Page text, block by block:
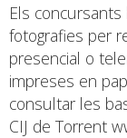
Els
fotografies per
presencial o
impreses en
consultar les
CIJ de Torrent